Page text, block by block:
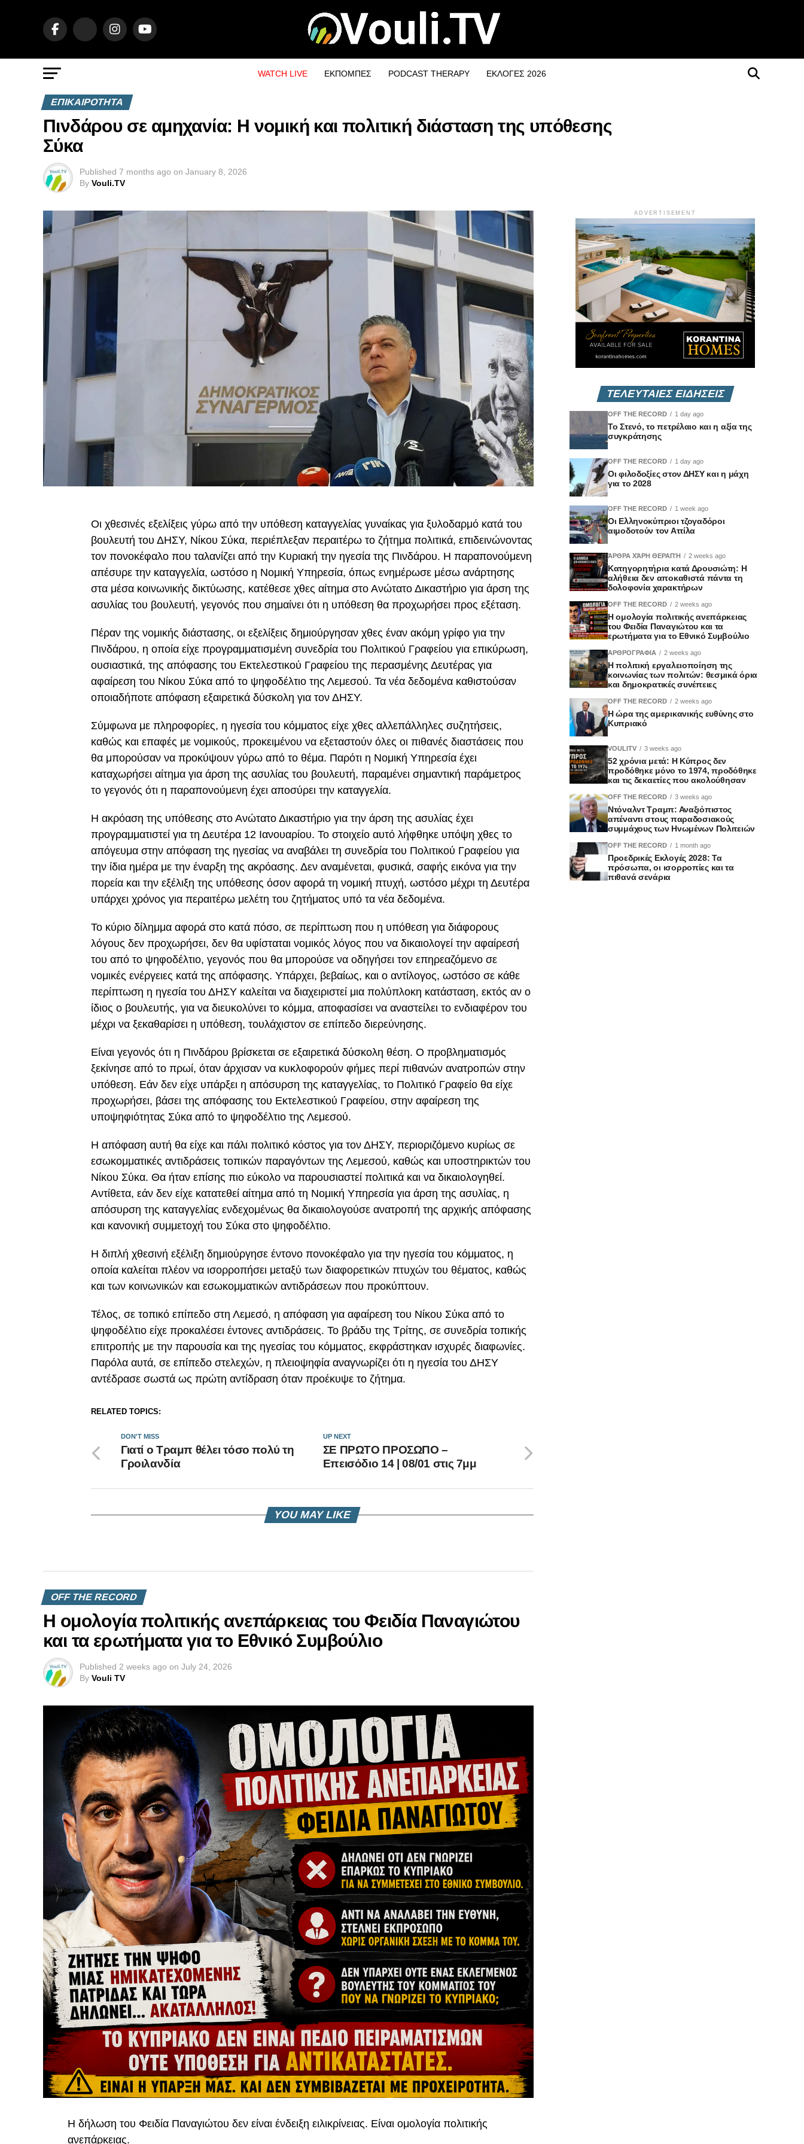
WATCH LIVE ΕΚΠΟΜΠΕΣ PODCAST THERAPY ΕΚΛΟΓΕΣ 2026
ΕΠΙΚΑΙΡΟΤΗΤΑ
Πινδάρου σε αμηχανία: Η νομική και πολιτική διάσταση της υπόθεσης
Σύκα
Published 7 months ago on January 8, 2026
By Vouli.TV
Οι χθεσινές εξελίξεις γύρω από την υπόθεση καταγγελίας γυναίκας για ξυλοδαρμό κατά του
βουλευτή του ΔΗΣΥ, Νίκου Σύκα, περιέπλεξαν περαιτέρω το ζήτημα πολιτικά, επιδεινώνοντας
τον πονοκέφαλο που ταλανίζει από την Κυριακή την ηγεσία της Πινδάρου. Η παραπονούμενη
απέσυρε την καταγγελία, ωστόσο η Νομική Υπηρεσία, όπως ενημέρωσε μέσω ανάρτησης
στα μέσα κοινωνικής δικτύωσης, κατέθεσε χθες αίτημα στο Ανώτατο Δικαστήριο για άρση της
ασυλίας του βουλευτή, γεγονός που σημαίνει ότι η υπόθεση θα προχωρήσει προς εξέταση.
Πέραν της νομικής διάστασης, οι εξελίξεις δημιούργησαν χθες έναν ακόμη γρίφο για την
Πινδάρου, η οποία είχε προγραμματισμένη συνεδρία του Πολιτικού Γραφείου για επικύρωση,
ουσιαστικά, της απόφασης του Εκτελεστικού Γραφείου της περασμένης Δευτέρας για
αφαίρεση του Νίκου Σύκα από το ψηφοδέλτιο της Λεμεσού. Τα νέα δεδομένα καθιστούσαν
οποιαδήποτε απόφαση εξαιρετικά δύσκολη για τον ΔΗΣΥ.
Σύμφωνα με πληροφορίες, η ηγεσία του κόμματος είχε χθες αλλεπάλληλες συζητήσεις,
καθώς και επαφές με νομικούς, προκειμένου να εξεταστούν όλες οι πιθανές διαστάσεις που
θα μπορούσαν να προκύψουν γύρω από το θέμα. Παρότι η Νομική Υπηρεσία έχει
καταχωρήσει αίτημα για άρση της ασυλίας του βουλευτή, παραμένει σημαντική παράμετρος
το γεγονός ότι η παραπονούμενη έχει αποσύρει την καταγγελία.
Η ακρόαση της υπόθεσης στο Ανώτατο Δικαστήριο για την άρση της ασυλίας έχει
προγραμματιστεί για τη Δευτέρα 12 Ιανουαρίου. Το στοιχείο αυτό λήφθηκε υπόψη χθες το
απόγευμα στην απόφαση της ηγεσίας να αναβάλει τη συνεδρία του Πολιτικού Γραφείου για
την ίδια ημέρα με την έναρξη της ακρόασης. Δεν αναμένεται, φυσικά, σαφής εικόνα για την
πορεία και την εξέλιξη της υπόθεσης όσον αφορά τη νομική πτυχή, ωστόσο μέχρι τη Δευτέρα
υπάρχει χρόνος για περαιτέρω μελέτη του ζητήματος υπό τα νέα δεδομένα.
Το κύριο δίλημμα αφορά στο κατά πόσο, σε περίπτωση που η υπόθεση για διάφορους
λόγους δεν προχωρήσει, δεν θα υφίσταται νομικός λόγος που να δικαιολογεί την αφαίρεσή
του από το ψηφοδέλτιο, γεγονός που θα μπορούσε να οδηγήσει τον επηρεαζόμενο σε
νομικές ενέργειες κατά της απόφασης. Υπάρχει, βεβαίως, και ο αντίλογος, ωστόσο σε κάθε
περίπτωση η ηγεσία του ΔΗΣΥ καλείται να διαχειριστεί μια πολύπλοκη κατάσταση, εκτός αν ο
ίδιος ο βουλευτής, για να διευκολύνει το κόμμα, αποφασίσει να αναστείλει το ενδιαφέρον του
μέχρι να ξεκαθαρίσει η υπόθεση, τουλάχιστον σε επίπεδο διερεύνησης.
Είναι γεγονός ότι η Πινδάρου βρίσκεται σε εξαιρετικά δύσκολη θέση. Ο προβληματισμός
ξεκίνησε από το πρωί, όταν άρχισαν να κυκλοφορούν φήμες περί πιθανών ανατροπών στην
υπόθεση. Εάν δεν είχε υπάρξει η απόσυρση της καταγγελίας, το Πολιτικό Γραφείο θα είχε
προχωρήσει, βάσει της απόφασης του Εκτελεστικού Γραφείου, στην αφαίρεση της
υποψηφιότητας Σύκα από το ψηφοδέλτιο της Λεμεσού.
Η απόφαση αυτή θα είχε και πάλι πολιτικό κόστος για τον ΔΗΣΥ, περιοριζόμενο κυρίως σε
εσωκομματικές αντιδράσεις τοπικών παραγόντων της Λεμεσού, καθώς και υποστηρικτών του
Νίκου Σύκα. Θα ήταν επίσης πιο εύκολο να παρουσιαστεί πολιτικά και να δικαιολογηθεί.
Αντίθετα, εάν δεν είχε κατατεθεί αίτημα από τη Νομική Υπηρεσία για άρση της ασυλίας, η
απόσυρση της καταγγελίας ενδεχομένως θα δικαιολογούσε ανατροπή της αρχικής απόφασης
και κανονική συμμετοχή του Σύκα στο ψηφοδέλτιο.
Η διπλή χθεσινή εξέλιξη δημιούργησε έντονο πονοκέφαλο για την ηγεσία του κόμματος, η
οποία καλείται πλέον να ισορροπήσει μεταξύ των διαφορετικών πτυχών του θέματος, καθώς
και των κοινωνικών και εσωκομματικών αντιδράσεων που προκύπτουν.
Τέλος, σε τοπικό επίπεδο στη Λεμεσό, η απόφαση για αφαίρεση του Νίκου Σύκα από το
ψηφοδέλτιο είχε προκαλέσει έντονες αντιδράσεις. Το βράδυ της Τρίτης, σε συνεδρία τοπικής
επιτροπής με την παρουσία και της ηγεσίας του κόμματος, εκφράστηκαν ισχυρές διαφωνίες.
Παρόλα αυτά, σε επίπεδο στελεχών, η πλειοψηφία αναγνωρίζει ότι η ηγεσία του ΔΗΣΥ
αντέδρασε σωστά ως πρώτη αντίδραση όταν προέκυψε το ζήτημα.
RELATED TOPICS:
UP NEXT
ΣΕ ΠΡΩΤΟ ΠΡΟΣΩΠΟ –
Επεισόδιο 14 | 08/01 στις 7μμ
DON'T MISS
Γιατί ο Τραμπ θέλει τόσο πολύ τη
Γροιλανδία
YOU MAY LIKE
OFF THE RECORD
Η ομολογία πολιτικής ανεπάρκειας του Φειδία Παναγιώτου
και τα ερωτήματα για το Εθνικό Συμβούλιο
Published 2 weeks ago on July 24, 2026
By Vouli TV
Η δήλωση του Φειδία Παναγιώτου δεν είναι ένδειξη ειλικρίνειας. Είναι ομολογία πολιτικής
ανεπάρκειας.
ADVERTISEMENT
ΤΕΛΕΥΤΑΙΕΣ ΕΙΔΗΣΕΙΣ
OFF THE RECORD 1 day ago
Το Στενό, το πετρέλαιο και η αξία της
συγκράτησης
OFF THE RECORD 1 day ago
Οι φιλοδοξίες στον ΔΗΣΥ και η μάχη
για το 2028
OFF THE RECORD 1 week ago
Οι Ελληνοκύπριοι τζογαδόροι
αιμοδοτούν τον Αττίλα
ΆΡΘΡΑ ΧΆΡΗ ΘΕΡΑΠΉ 2 weeks ago
Κατηγορητήρια κατά Δρουσιώτη: Η
αλήθεια δεν αποκαθιστά πάντα τη
δολοφονία χαρακτήρων
OFF THE RECORD 2 weeks ago
Η ομολογία πολιτικής ανεπάρκειας
του Φειδία Παναγιώτου και τα
ερωτήματα για το Εθνικό Συμβούλιο
ΑΡΘΡΟΓΡΑΦΙΑ 2 weeks ago
Η πολιτική εργαλειοποίηση της
κοινωνίας των πολιτών: θεσμικά όρια
και δημοκρατικές συνέπειες
OFF THE RECORD 2 weeks ago
Η ώρα της αμερικανικής ευθύνης στο
Κυπριακό
VOULITV 3 weeks ago
52 χρόνια μετά: Η Κύπρος δεν
προδόθηκε μόνο το 1974, προδόθηκε
και τις δεκαετίες που ακολούθησαν
OFF THE RECORD 3 weeks ago
Ντόναλντ Τραμπ: Αναξιόπιστος
απέναντι στους παραδοσιακούς
συμμάχους των Ηνωμένων Πολιτειών
OFF THE RECORD 1 month ago
Προεδρικές Εκλογές 2028: Τα
πρόσωπα, οι ισορροπίες και τα
πιθανά σενάρια